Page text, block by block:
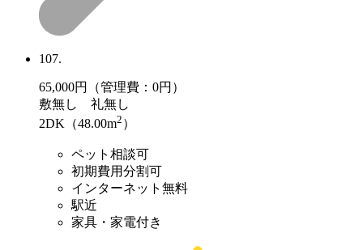
107.
65,000円（管理費：0円）
敷無し 礼無し
2DK（48.00m2 ）
ペット相談可
初期費用分割可
インターネット無料
駅近
家具・家電付き